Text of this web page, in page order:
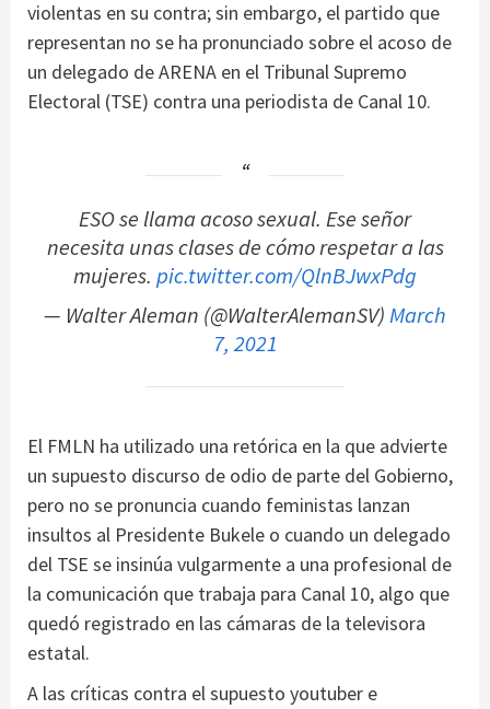
violentas en su contra; sin embargo, el partido que
representan no se ha pronunciado sobre el acoso de
un delegado de ARENA en el Tribunal Supremo
Electoral (TSE) contra una periodista de Canal 10.
ESO se llama acoso sexual. Ese señor
necesita unas clases de cómo respetar a las
mujeres. pic.twitter.com/QlnBJwxPdg
— Walter Aleman (@WalterAlemanSV)March
7, 2021
El FMLN ha utilizado una retórica en la que advierte
un supuesto discurso de odio de parte del Gobierno,
pero no se pronuncia cuando feministas lanzan
insultos al Presidente Bukele o cuando un delegado
del TSE se insinúa vulgarmente a una profesional de
la comunicación que trabaja para Canal 10, algo que
quedó registrado en las cámaras de la televisora
estatal.
A las críticas contra el supuesto youtuber e